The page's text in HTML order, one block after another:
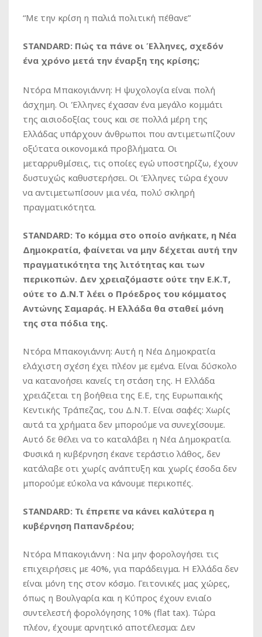
“Με την κρίση η παλιά πολιτική πέθανε”
STANDARD: Πώς τα πάνε οι Έλληνες, σχεδόν
ένα χρόνο μετά την έναρξη της κρίσης;
Ντόρα Μπακογιάννη: Η ψυχολογία είναι πολή
άσχημη. Οι Έλληνες έχασαν ένα μεγάλο κομμάτι
της αισιοδοξίας τους και σε πολλά μέρη της
Ελλάδας υπάρχουν άνθρωποι που αντιμετωπίζουν
οξύτατα οικονομικά προβλήματα. Οι
μεταρρυθμίσεις, τις οποίες εγώ υποστηρίζω, έχουν
δυστυχώς καθυστερήσει. Οι Έλληνες τώρα έχουν
να αντιμετωπίσουν μια νέα, πολύ σκληρή
πραγματικότητα.
STANDARD: Το κόμμα στο οποίο ανήκατε, η Νέα
Δημοκρατία, φαίνεται να μην δέχεται αυτή την
πραγματικότητα της λιτότητας και των
περικοπών. Δεν χρειαζόμαστε ούτε την Ε.Κ.Τ,
ούτε το Δ.Ν.Τ λέει ο Πρόεδρος του κόμματος
Αντώνης Σαμαράς. Η Ελλάδα θα σταθεί μόνη
της στα πόδια της.
Ντόρα Μπακογιάννη: Αυτή η Νέα Δημοκρατία
ελάχιστη σχέση έχει πλέον με εμένα. Είναι δύσκολο
να κατανοήσει κανείς τη στάση της. Η Ελλάδα
χρειάζεται τη βοήθεια της Ε.Ε, της Ευρωπαικής
Κεντικής Τράπεζας, του Δ.Ν.Τ. Είναι σαφές: Χωρίς
αυτά τα χρήματα δεν μπορούμε να συνεχίσουμε.
Αυτό δε θέλει να το καταλάβει η Νέα Δημοκρατία.
Φυσικά η κυβέρνηση έκανε τεράστιο λάθος, δεν
κατάλαβε οτι χωρίς ανάπτυξη και χωρίς έσοδα δεν
μπορούμε εύκολα να κάνουμε περικοπές.
STANDARD: Τι έπρεπε να κάνει καλύτερα η
κυβέρνηση Παπανδρέου;
Ντόρα Μπακογιάννη : Να μην φορολογήσει τις
επιχειρήσεις με 40%, για παράδειγμα. Η Ελλάδα δεν
είναι μόνη της στον κόσμο. Γειτονικές μας χώρες,
όπως η Βουλγαρία και η Κύπρος έχουν ενιαίο
συντελεστή φορολόγησης 10% (flat tax). Τώρα
πλέον, έχουμε αρνητικό αποτέλεσμα: Δεν